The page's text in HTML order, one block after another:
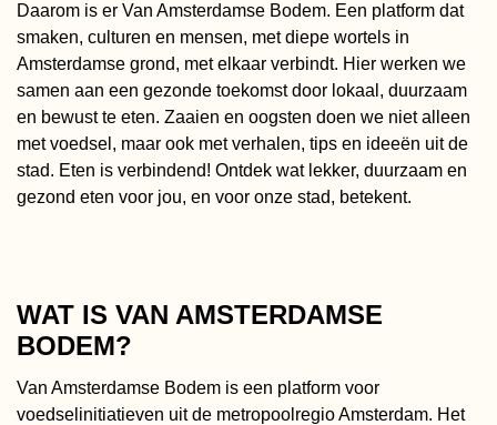
Daarom is er Van Amsterdamse Bodem. Een platform dat
smaken, culturen en mensen, met diepe wortels in
Amsterdamse grond, met elkaar verbindt. Hier werken we
samen aan een gezonde toekomst door lokaal, duurzaam
en bewust te eten. Zaaien en oogsten doen we niet alleen
met voedsel, maar ook met verhalen, tips en ideeën uit de
stad. Eten is verbindend! Ontdek wat lekker, duurzaam en
gezond eten voor jou, en voor onze stad, betekent.
WAT IS VAN AMSTERDAMSE
BODEM?
Van Amsterdamse Bodem is een platform voor
voedselinitiatieven uit de metropoolregio Amsterdam. Het